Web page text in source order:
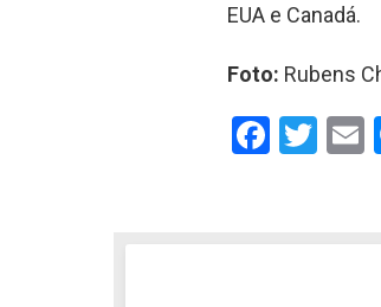
EUA e Canadá.
Foto: Rubens
F
T